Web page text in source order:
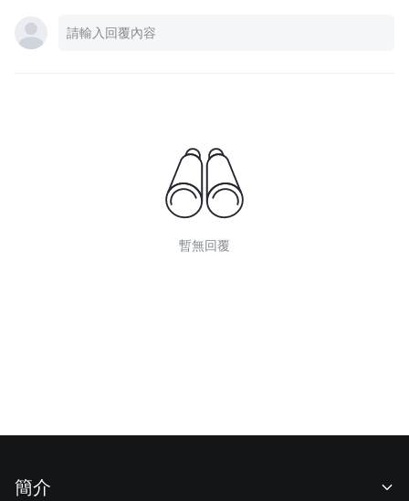
暫無回覆
簡介